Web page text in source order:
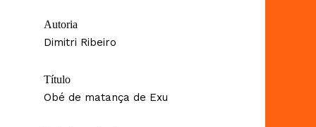
Autoria
Dimitri Ribeiro
Título
Obé de matança de Exu